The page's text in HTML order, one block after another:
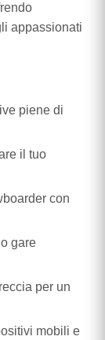
appassionati
piene di
il tuo
con
gare
per un
mobili e